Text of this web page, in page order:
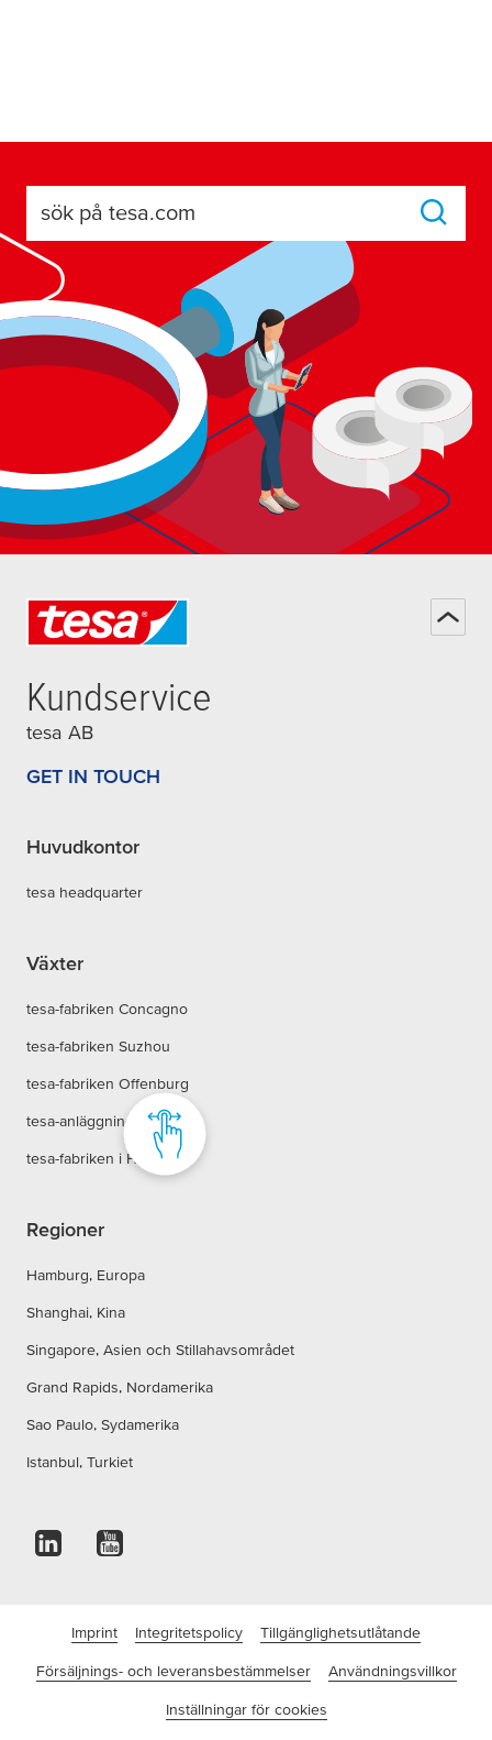
sök på tesa.com
Kundservice
tesa AB
GET IN TOUCH
Huvudkontor
tesa headquarter
Växter
tesa-fabriken Concagno
tesa-fabriken Suzhou
tesa-fabriken Offenburg
tesa-anläggning Sparta
tesa-fabriken i Hamburg
Regioner
Hamburg, Europa
Shanghai, Kina
Singapore, Asien och Stillahavsområdet
Grand Rapids, Nordamerika
Sao Paulo, Sydamerika
Istanbul, Turkiet
Imprint Integritetspolicy Tillgänglighetsutlåtande
Försäljnings- och leveransbestämmelser Användningsvillkor
Inställningar för cookies